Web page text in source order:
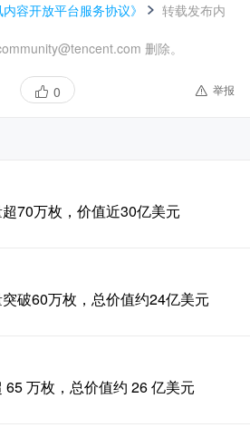
内容开放平台服务协议》
转载发布内
删除。
0 举报
70万枚，价值近30亿美元
破60万枚，总价值约24亿美元
万枚，总价值约 26 亿美元